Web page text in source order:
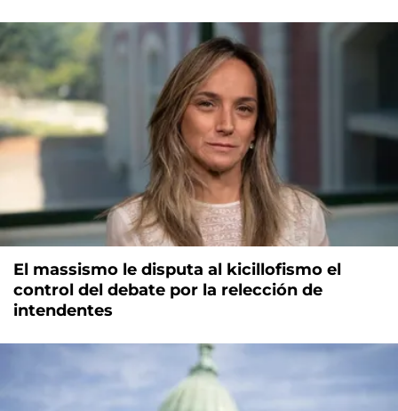
El massismo le disputa al kicillofismo el
control del debate por la relección de
intendentes